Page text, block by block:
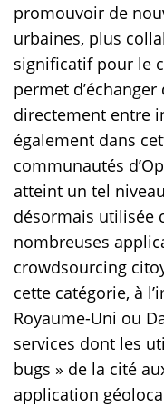
promouvoir de
urbaines, plus
significatif pour le
permet
directement entre
également dans
communautés
atteint un tel
désormais utilisée
nombreuses
crowdsourcing
cette catégorie, à
Royaume-Uni ou
services dont les
bugs » de la cité
application